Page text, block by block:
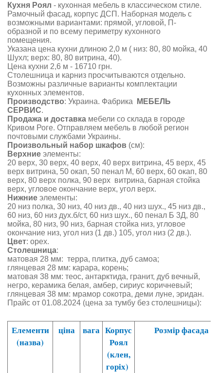
Кухня Роял - кухонная мебель в классическом стиле.
Рамочный фасад, корпус ДСП. Наборная модель c
возможными вариантами: прямой, угловой, П-
образной и по всему периметру кухонного
помещения.
Указана цена кухни длиною 2,0 м ( низ: 80, 80 мойка, 40
Шухл; верх: 80, 80 витрина, 40).
Цена кухни 2,6 м - 16710 грн.
Столешница и карниз просчитываются отдельно.
Возможны различные варианты комплектации
кухонных элементов.
Производство: Украина. Фабрика
МЕБЕЛЬ
СЕРВИС.
Продажа и доставка мебели со склада в городе
Кривом Роге. Отправляем мебель в любой регион
почтовыми службами Украины.
Произвольный набор шкафов (см):
Верхние элементы:
20 верх, 30 верх, 40 верх, 40 верх витрина, 45 верх, 45
верх витрина, 50 окап, 50 пенал М, 60 верх, 60 окап, 80
верх, 80 верх полка, 90 верх витрина, барная стойка
верх, угловое окончание верх, угол верх.
Нижние элементы:
20 низ полка, 30 низ, 40 низ дв., 40 низ шух., 45 низ дв.,
60 низ, 60 низ дух.б/ст, 60 низ шух., 60 пенал Б 3Д, 80
мойка, 80 низ, 90 низ, барная стойка низ, угловое
окончание низ, угол низ (1 дв.) 105, угол низ (2 дв.).
Цвет: орех.
Столешница:
матовая 28 мм: терра, плитка, дуб самоа;
глянцевая 28 мм: карара, корень;
матовая 38 мм: теос, антарктида, гранит, дуб вечный,
негро, керамика белая, амбер, сириус коричневый;
глянцевая 38 мм: мрамор сокотра, деми луне, эридан.
Прайс от 01.08.2024 (цена за тумбу без столешницы):
Елементи
(назва)
ціна вага Корпус
Роял
(клен,
горіх)
Розмір фасада